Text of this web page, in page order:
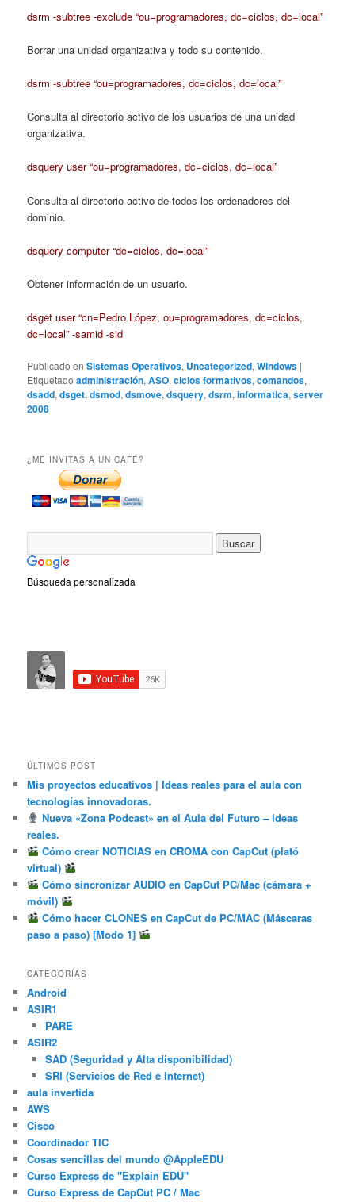
dsrm -subtree -exclude “ou=programadores, dc=ciclos, dc=local”
Borrar una unidad organizativa y todo su contenido.
dsrm -subtree “ou=programadores, dc=ciclos, dc=local”
Consulta al directorio activo de los usuarios de una unidad
organizativa.
dsquery user “ou=programadores, dc=ciclos, dc=local”
Consulta al directorio activo de todos los ordenadores del
dominio.
dsquery computer “dc=ciclos, dc=local”
Obtener información de un usuario.
dsget user “cn=Pedro López, ou=programadores, dc=ciclos,
dc=local” -samid -sid
Publicado en Sistemas Operativos, Uncategorized,Windows |
Etiquetado administración,ASO,ciclos formativos,comandos,
dsadd,dsget,dsmod,dsmove,dsquery,dsrm,informatica,server
2008
¿ME INVITAS A UN CAFÉ?
Búsqueda personalizada
ÚLTIMOS POST
Mis proyectos educativos | Ideas reales para el aula con
tecnologías innovadoras.
Nueva «Zona Podcast» en el Aula del Futuro – Ideas
reales.
Cómo crear NOTICIAS en CROMA con CapCut (plató
virtual)
Cómo sincronizar AUDIO en CapCut PC/Mac (cámara +
móvil)
Cómo hacer CLONES en CapCut de PC/MAC (Máscaras
paso a paso) [Modo 1]
CATEGORÍAS
Android
ASIR1
PARE
ASIR2
SAD (Seguridad y Alta disponibilidad)
SRI (Servicios de Red e Internet)
aula invertida
AWS
Cisco
Coordinador TIC
Cosas sencillas del mundo @AppleEDU
Curso Express de "Explain EDU"
Curso Express de CapCut PC / Mac